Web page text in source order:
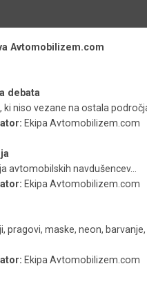
Avtomobilizem.com
debata
ki niso vezane na ostala
Ekipa Avtomobilizem.com
avtomobilskih navdušencev...
Ekipa Avtomobilizem.com
pragovi, maske, neon,
Ekipa Avtomobilizem.com